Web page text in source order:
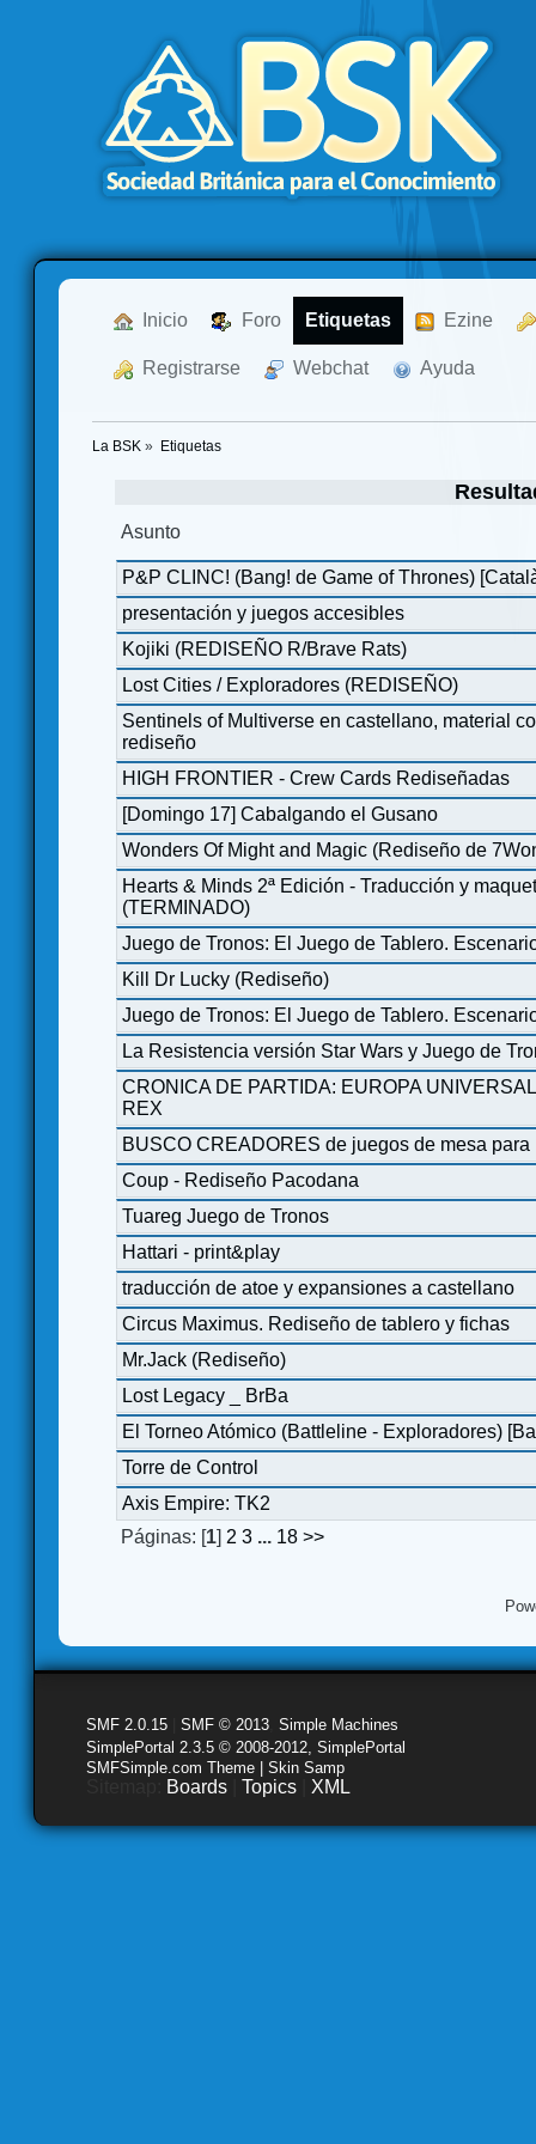
Inicio Foro Etiquetas Ezine
Registrarse Webchat Ayuda
La BSK » Etiquetas
Asunto
P&P CLINC! (Bang! de Game of Thrones)
presentación y juegos accesibles
Kojiki (REDISEÑO R/Brave Rats)
Lost Cities / Exploradores (REDISEÑO)
Sentinels of Multiverse en castellano, material
rediseño
HIGH FRONTIER - Crew Cards Rediseñadas
[Domingo 17] Cabalgando el Gusano
Wonders Of Might and Magic (Rediseño de
Hearts & Minds 2ª Edición - Traducción y
(TERMINADO)
Juego de Tronos: El Juego de Tablero.
Kill Dr Lucky (Rediseño)
Juego de Tronos: El Juego de Tablero.
La Resistencia versión Star Wars y Juego de
CRONICA DE PARTIDA: EUROPA
REX
BUSCO CREADORES de juegos de mesa
Coup - Rediseño Pacodana
Tuareg Juego de Tronos
Hattari - print&play
traducción de atoe y expansiones a castellano
Circus Maximus. Rediseño de tablero y fichas
Mr.Jack (Rediseño)
Lost Legacy _ BrBa
El Torneo Atómico (Battleline - Exploradores)
Torre de Control
Axis Empire: TK2
Páginas: [1] 2 3 ... 18 >>
SMF 2.0.15 SMF © 2013 Simple Machines
SimplePortal 2.3.5 © 2008-2012, SimplePortal
SMFSimple.com Theme | Skin Samp
Boards Topics XML